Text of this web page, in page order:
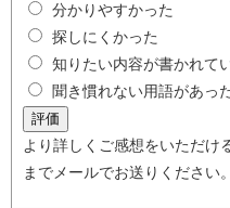
分かりやすかった
探しにくかった
知りたい内容が書かれて
聞き慣れない用語があっ
より詳しくご感想をいただけ
までメールでお送りください。